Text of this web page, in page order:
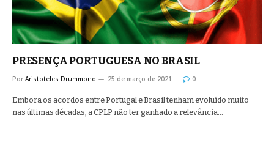
PRESENÇA PORTUGUESA NO BRASIL
Por Aristoteles Drummond 25 de março de 2021 0
Embora os acordos entre Portugal e Brasil tenham evoluído muito
nas últimas décadas, a CPLP não ter ganhado a relevância…